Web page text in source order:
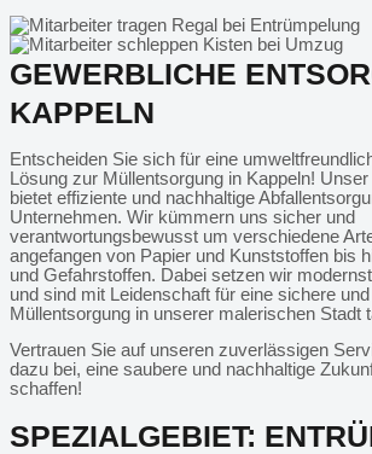
GEWERBLICHE
KAPPELN
Entscheiden Sie sich für eine
Lösung zur Müllentsorgung in Kappeln!
bietet effiziente und nachhaltige
Unternehmen. Wir kümmern uns sicher und
verantwortungsbewusst um verschiedene
angefangen von Papier und Kunststoffen bis
und Gefahrstoffen. Dabei setzen wir
und sind mit Leidenschaft für eine sichere
Müllentsorgung in unserer malerischen Stadt
Vertrauen Sie auf unseren zuverlässigen
dazu bei, eine saubere und nachhaltige
schaffen!
SPEZIALGEBIET: